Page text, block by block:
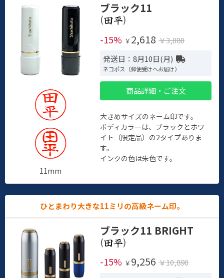
11mm
ブラック11
(
)
-15% ￥ 2,618 ￥3,080
発送日：8月10日(月)
ネコポス（郵便受けへお届け）
商品詳細・ご注文
大きめサイズのネーム印です。
ボディカラーは、ブラックとホワ
イト（限定品）の2タイプありま
す。
インクの色は朱色です。
ひとまわり大きな11ミリの高級ネーム印。
ブラック11 BRIGHT
(
)
-15% ￥ 9,256 ￥10,890